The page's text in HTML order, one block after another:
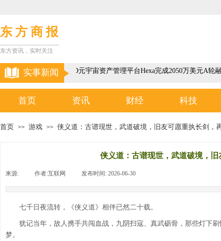
以色列3D元宇宙资产管理平台Hexa完成2050万美元A轮融
东 方 商 报
实事新闻
东方资讯，实时关注
首页 资讯 财经 科技
首页 >> 游戏 >> 侠义道：古谱现世，武道破境，旧友可愿重执长剑，
侠义道：古谱现世，武道破境，
来源: 作者:互联网 发布时间: 2026-06-30
七千日夜流转，《侠义道》相伴已然二十载。
犹记当年，故人携手共闯血战，九阴扫寇、真武砺骨，那些灯下
梦。